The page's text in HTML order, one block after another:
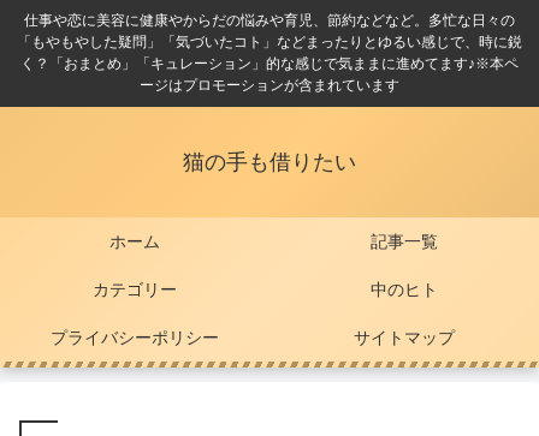
仕事や恋に美容に健康やからだの悩みや育児、節約などなど。多忙な日々の
「もやもやした疑問」「気づいたコト」などまったりとゆるい感じで、時に鋭
く？「おまとめ」「キュレーション」的な感じで気ままに進めてます♪※本ペ
ージはプロモーションが含まれています
猫の手も借りたい
ホーム 記事一覧
カテゴリー 中のヒト
プライバシーポリシー サイトマップ